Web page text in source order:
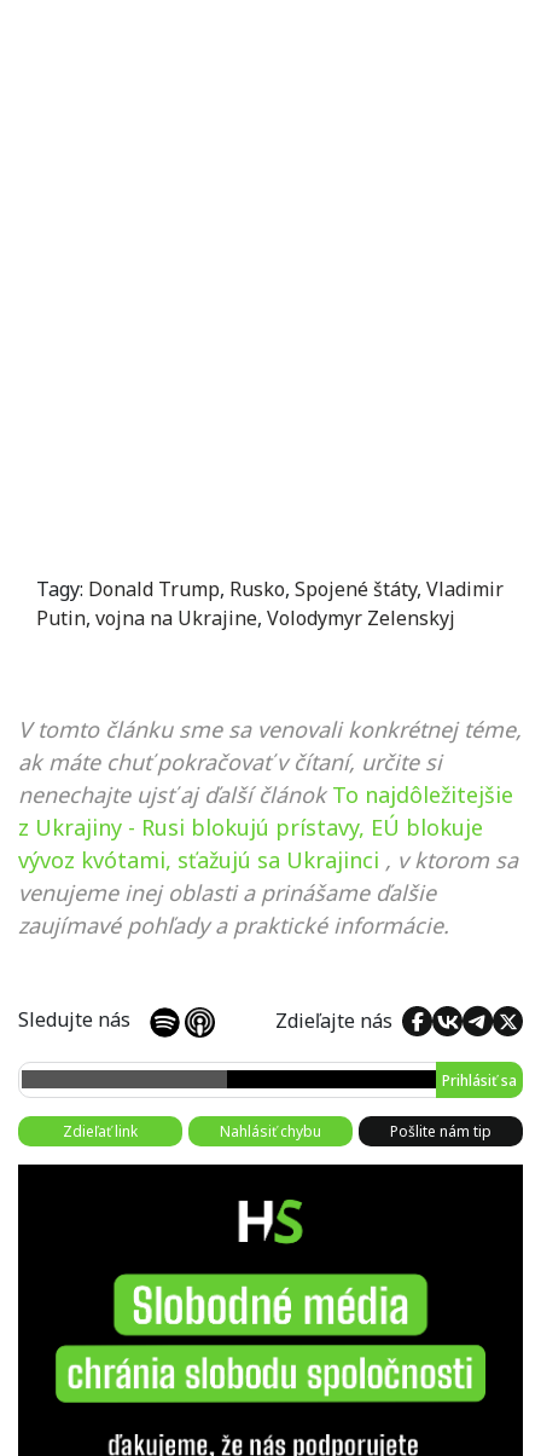
Tagy: Donald Trump, Rusko, Spojené štáty, Vladimir
Putin, vojna na Ukrajine, Volodymyr Zelenskyj
V tomto článku sme sa venovali konkrétnej téme,
ak máte chuť pokračovať v čítaní, určite si
nenechajte ujsť aj ďalší článok To najdôležitejšie
z Ukrajiny - Rusi blokujú prístavy, EÚ blokuje
vývoz kvótami, sťažujú sa Ukrajinci , v ktorom sa
venujeme inej oblasti a prinášame ďalšie
zaujímavé pohľady a praktické informácie.
Sledujte nás Zdieľajte nás
Prihlásiť sa
Zdieľať link Nahlásiť chybu Pošlite nám tip